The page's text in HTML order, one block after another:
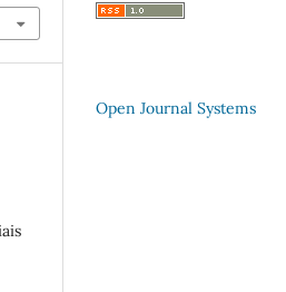
Open Journal Systems